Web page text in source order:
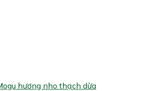
hương nho thạch dừa